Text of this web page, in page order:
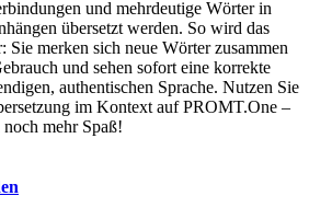
und mehrdeutige Wörter in
übersetzt werden. So wird das
Sie merken sich neue Wörter zusammen
und sehen sofort eine korrekte
authentischen Sprache. Nutzen Sie
im Kontext auf PROMT.One –
mehr Spaß!